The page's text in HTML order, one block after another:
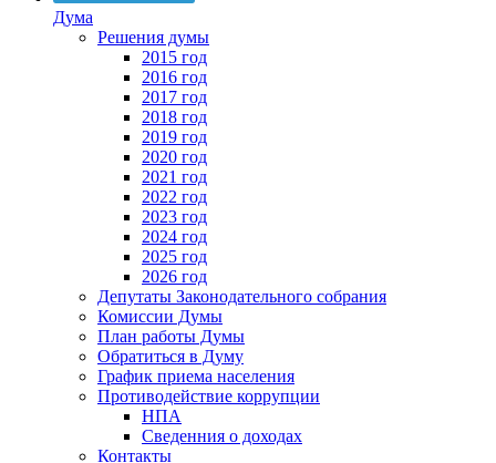
Дума
Решения думы
2015 год
2016 год
2017 год
2018 год
2019 год
2020 год
2021 год
2022 год
2023 год
2024 год
2025 год
2026 год
Депутаты Законодательного собрания
Комиссии Думы
План работы Думы
Обратиться в Думу
График приема населения
Противодействие коррупции
НПА
Сведенния о доходах
Контакты